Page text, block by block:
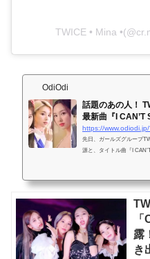
TWICE • Mina
OdiOdi
話題のあの人！
最新曲『I CAN’T
https://
先日、ガールズグループ
源と、タイトル曲『I
露
き